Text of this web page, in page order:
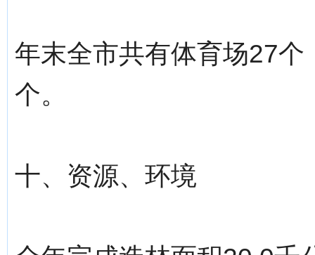
年末全市共有体育场27
个。
十、资源、环境